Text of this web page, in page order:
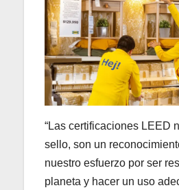
“Las certificaciones LEED
sello, son un
nuestro esfuerzo por ser
planeta y hacer un uso